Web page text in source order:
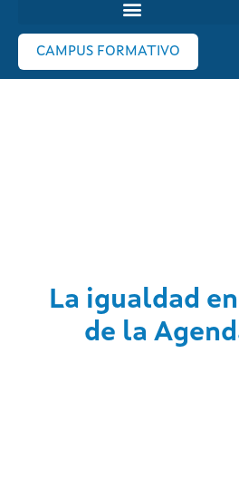
CAMPUS FORMATIVO
La igualdad
de la